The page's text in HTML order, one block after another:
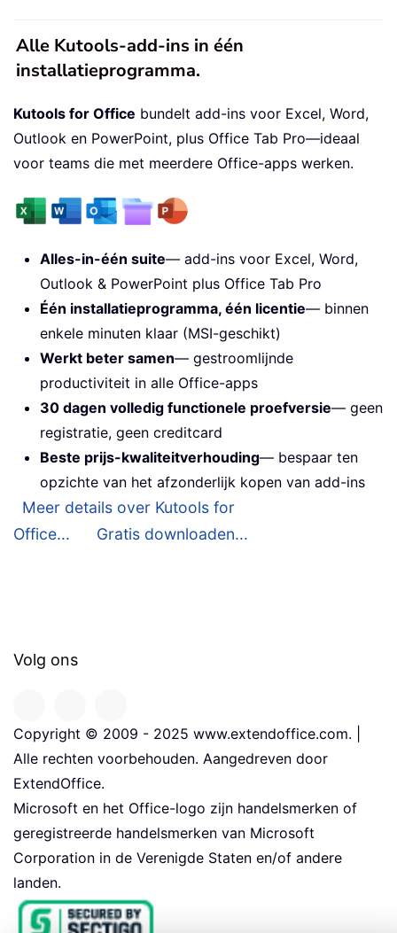
Alle Kutools-add-ins in één
installatieprogramma.
Kutools for Office bundelt add-ins voor Excel, Word,
Outlook en PowerPoint, plus Office Tab Pro—ideaal
voor teams die met meerdere Office-apps werken.
Alles-in-één suite— add-ins voor Excel, Word,
Outlook & PowerPoint plus Office Tab Pro
Één installatieprogramma, één licentie— binnen
enkele minuten klaar (MSI-geschikt)
Werkt beter samen— gestroomlijnde
productiviteit in alle Office-apps
30 dagen volledig functionele proefversie— geen
registratie, geen creditcard
Beste prijs-kwaliteitverhouding— bespaar ten
opzichte van het afzonderlijk kopen van add-ins
Meer details over Kutools for
Office...
Gratis downloaden...
Volg ons
Copyright © 2009 - 2025 www.extendoffice.com. |
Alle rechten voorbehouden. Aangedreven door
ExtendOffice.
Microsoft en het Office-logo zijn handelsmerken of
geregistreerde handelsmerken van Microsoft
Corporation in de Verenigde Staten en/of andere
landen.